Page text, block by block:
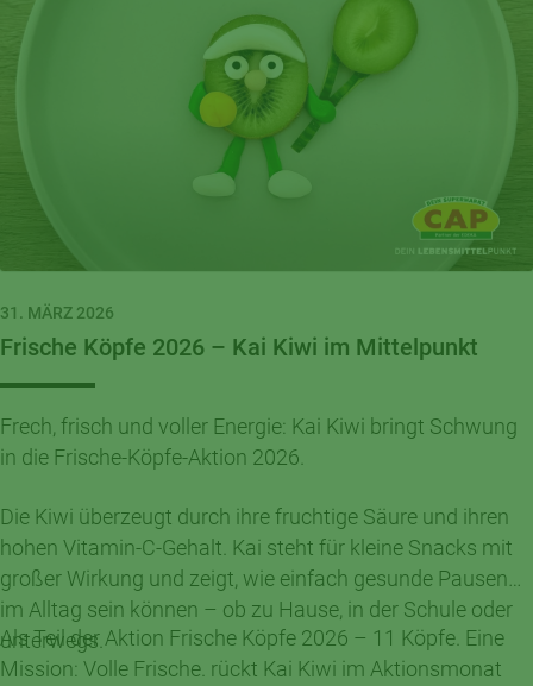
31. MÄRZ 2026
Frische Köpfe 2026 – Kai Kiwi im Mittelpunkt
Frech, frisch und voller Energie: Kai Kiwi bringt Schwung
in die Frische-Köpfe-Aktion 2026.
Die Kiwi überzeugt durch ihre fruchtige Säure und ihren
hohen Vitamin-C-Gehalt. Kai steht für kleine Snacks mit
großer Wirkung und zeigt, wie einfach gesunde Pausen
im Alltag sein können – ob zu Hause, in der Schule oder
unterwegs.
Als Teil der Aktion Frische Köpfe 2026 – 11 Köpfe. Eine
Mission: Volle Frische. rückt Kai Kiwi im Aktionsmonat